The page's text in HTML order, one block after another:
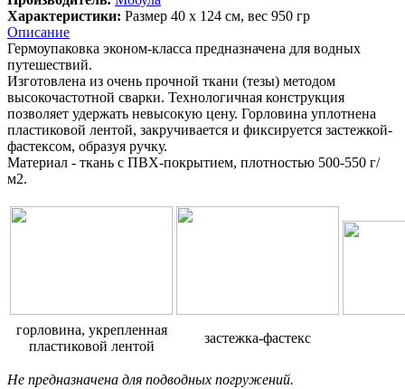
Характеристики: Размер 40 х 124 см, вес 950 гр
Описание
Гермоупаковка эконом-класса предназначена для водных
путешествий.
Изготовлена из очень прочной ткани (тезы) методом
высокочастотной сварки. Технологичная конструкция
позволяет удержать невысокую цену. Горловина уплотнена
пластиковой лентой, закручивается и фиксируется застежкой-
фастексом, образуя ручку.
Материал - ткань с ПВХ-покрытием, плотностью 500-550 г/
м2.
горловина, укрепленная
пластиковой лентой
застежка-фастекс
Не предназначена для подводных погружений.